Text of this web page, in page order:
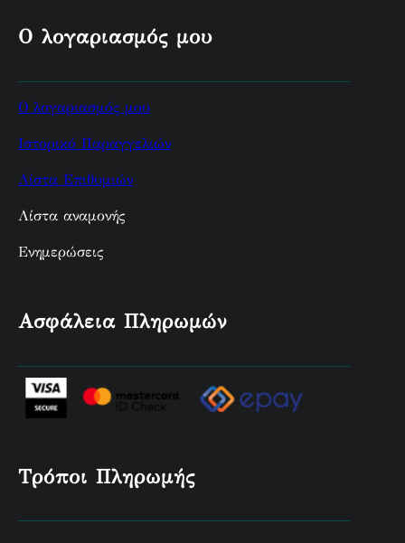
Ο λογαριασμός μου
Ο λογαριασμός μου
Ιστορικό Παραγγελιών
Λίστα Επιθυμιών
Λίστα αναμονής
Ενημερώσεις
Ασφάλεια Πληρωμών
Τρόποι Πληρωμής